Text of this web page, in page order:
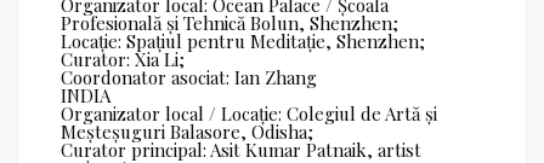
Profesională și Tehnică Bolun, Shenzhen;
Locație: Spațiul pentru Meditație, Shenzhen;
Curator: Xia Li;
Coordonator asociat: Ian Zhang
INDIA
Organizator local / Locație: Colegiul de Artă și
Meșteșuguri Balasore, Odisha;
Curator principal: Asit Kumar Patnaik, artist